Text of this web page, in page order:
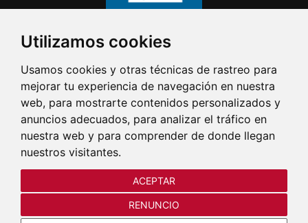
Utilizamos cookies
Usamos cookies y otras técnicas de rastreo para
mejorar tu experiencia de navegación en nuestra
web, para mostrarte contenidos personalizados y
anuncios adecuados, para analizar el tráfico en
nuestra web y para comprender de donde llegan
nuestros visitantes.
ACEPTAR
RENUNCIO